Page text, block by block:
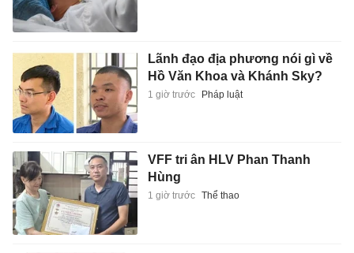
Lãnh đạo địa phương nói gì về
Hồ Văn Khoa và Khánh Sky?
1 giờ trước Pháp luật
VFF tri ân HLV Phan Thanh
Hùng
1 giờ trước Thể thao